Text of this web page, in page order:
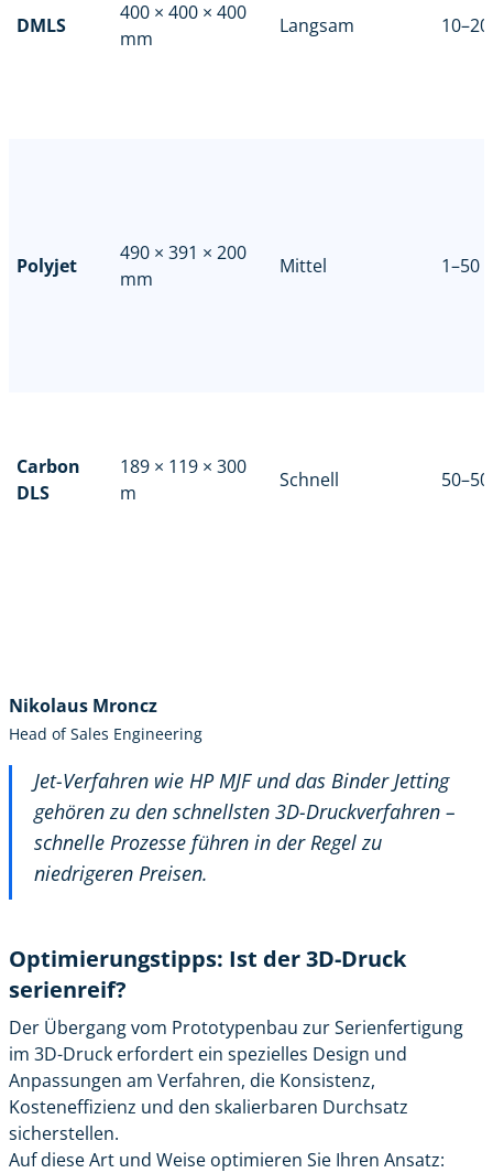
DMLS
400 × 400 × 400
mm
Langsam
Polyjet
490 × 391 × 200
mm
Mittel 1–50
Carbon
DLS
189 × 119 × 300
m
Schnell
Nikolaus Mroncz
Head of Sales Engineering
Jet-Verfahren wie HP MJF und das Binder Jetting
gehören zu den schnellsten 3D-Druckverfahren –
schnelle Prozesse führen in der Regel zu
niedrigeren Preisen.
Optimierungstipps: Ist der 3D-Druck
serienreif?
Der Übergang vom Prototypenbau zur Serienfertigung
im 3D-Druck erfordert ein spezielles Design und
Anpassungen am Verfahren, die Konsistenz,
Kosteneffizienz und den skalierbaren Durchsatz
sicherstellen.
Auf diese Art und Weise optimieren Sie Ihren Ansatz: